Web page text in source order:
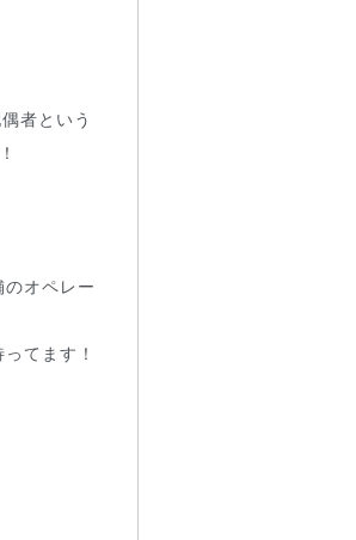
者という
オペレー
てます！